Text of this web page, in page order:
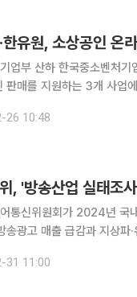
한유원, 소상공인 온
업부 산하 한국중소벤처
매를 지원하는 3개 사업에 참
을 제공하는 사업이다. 중
26 10:48
, '방송산업 실태조
통신위원회가 2024년 국
송광고 매출 급감과 지상파
하고 있는 방송산업의 기초
31 11:00